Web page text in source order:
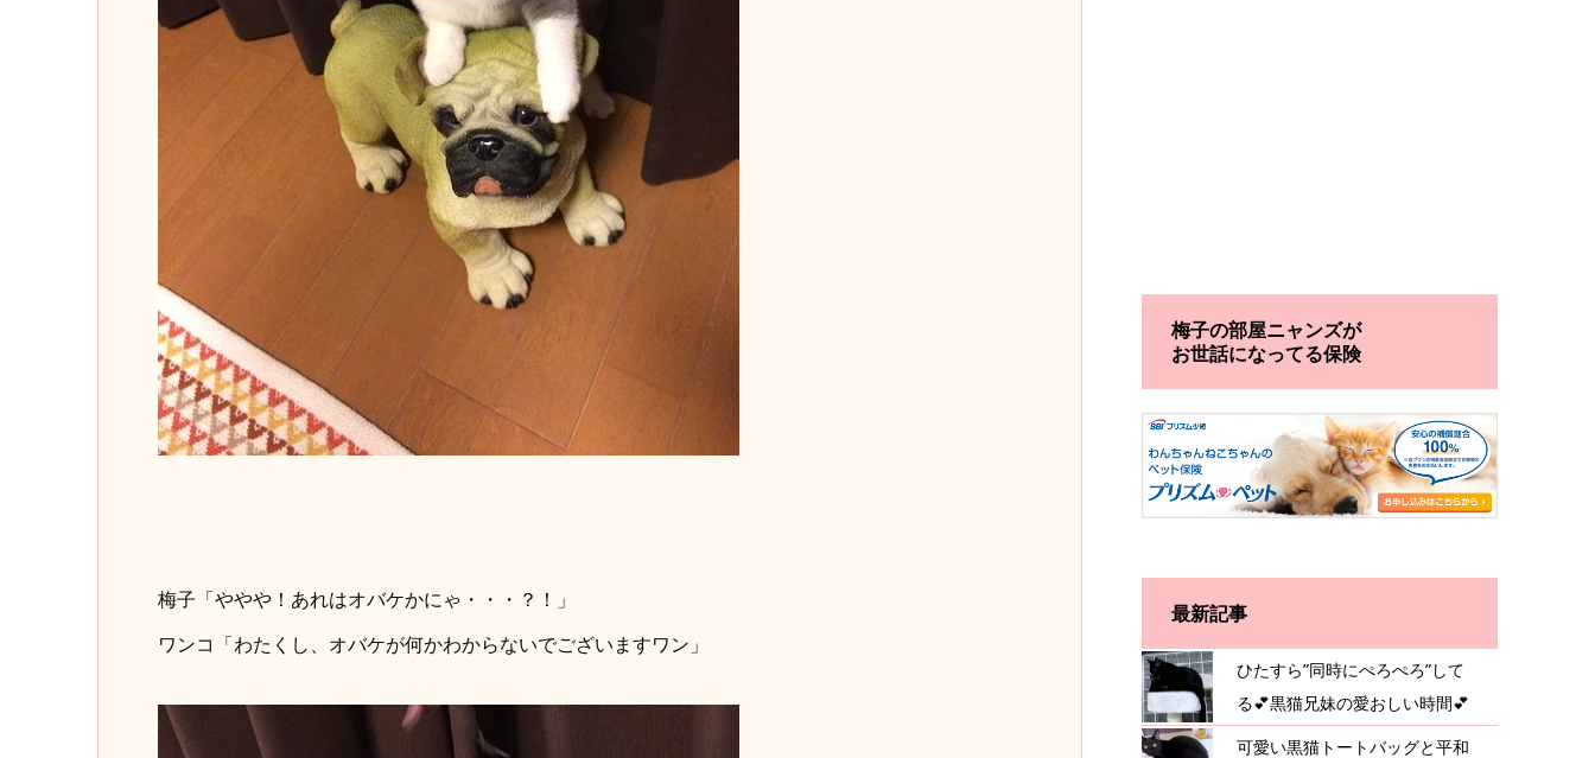
梅子「ややや！あれはオバケかにゃ・・・？！」
ワンコ「わたくし、オバケが何かわからないでございますワン」
梅子の部屋ニャンズが
お世話になってる保険
最新記事
ひたすら”同時にぺろぺろ”して
る💕黒猫兄妹の愛おしい時間💕
可愛い黒猫トートバッグと平和